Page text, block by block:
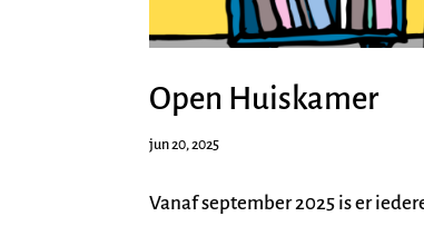
Open Huiskamer
jun 20, 2025
Vanaf september 2025 is er